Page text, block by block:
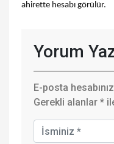
ahirette hesabı görülür.
Yorum
E-posta
Gerekli alanlar *